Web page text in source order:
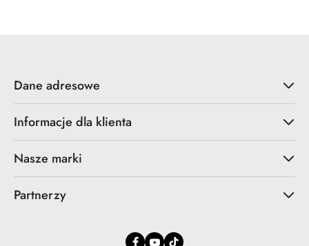
Dane adresowe
Informacje dla klienta
Nasze marki
Partnerzy